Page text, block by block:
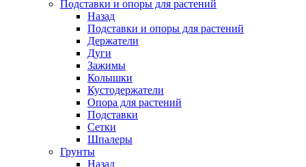
Подставки и опоры для растений
Назад
Подставки и опоры для растений
Держатели
Дуги
Зажимы
Колышки
Кустодержатели
Опора для растений
Подставки
Сетки
Шпалеры
Грунты
Назад